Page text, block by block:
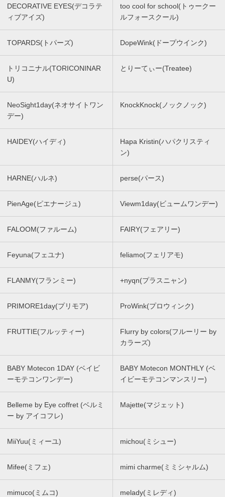
DECORATIVE EYES(デコラテ
ィブアイズ)
too cool for school(トゥークー
ルフォースクール)
TOPARDS(トパーズ) DopeWink(ドープウインク)
トリコニナル(TORICONINAR
U)
とりーてぃー(Treatee)
NeoSight1day(ネオサイトワン
デー)
KnockKnock(ノックノック)
HAIDEY(ハイディ)
Hapa Kristin(ハパクリスティ
ン)
HARNE(ハルネ) perse(パース)
PienAge(ピエナージュ) Viewm1day(ビュームワンデー)
FALOOM(ファルーム) FAIRY(フェアリー)
Feyuna(フェユナ) feliamo(フェリアモ)
FLANMY(フランミー) +nyqn(プラスニャン)
PRIMORE1day(プリモア) ProWink(プロウィンク)
FRUTTIE(フルッティー)
Flurry by colors(フルーリー by
カラーズ)
BABY Motecon 1DAY (ベイビ
ーモテコンワンデー)
BABY Motecon MONTHLY (ベ
イビーモテコンマンスリー)
Belleme by Eye coffret (ベルミ
ー by アイコフレ)
Majette(マジェット)
MiiYuu(ミィーユ) michou(ミシュー)
Mifee(ミフェ) mimi charme(ミミシャルム)
mimuco(ミムコ) melady(ミレディ)